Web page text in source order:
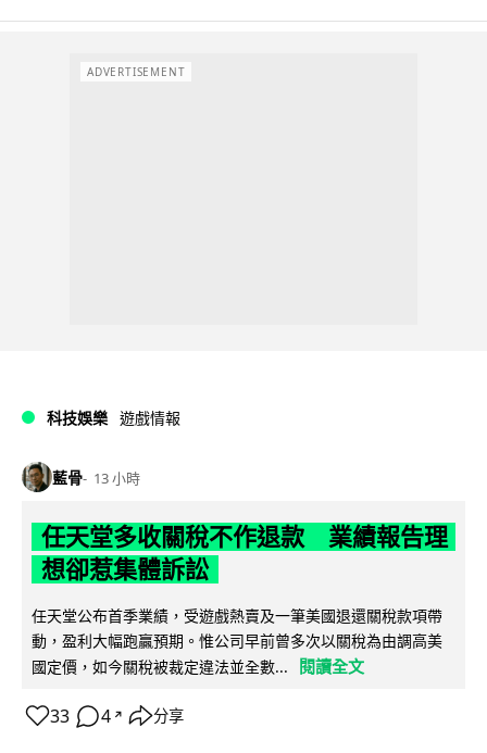
ADVERTISEMENT
科技娛樂 遊戲情報
藍骨 13 小時
任天堂多收關稅不作退款 業績報告理
想卻惹集體訴訟
任天堂公布首季業績，受遊戲熱賣及一筆美國退還關稅款項帶
動，盈利大幅跑贏預期。惟公司早前曾多次以關稅為由調高美
國定價，如今關稅被裁定違法並全數...
閱讀全文
33 4 ↗ 分享